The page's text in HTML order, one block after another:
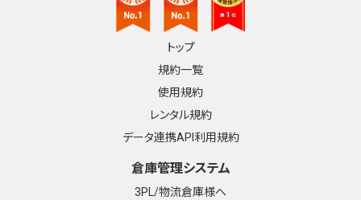
トップ
規約一覧
使用規約
レンタル規約
データ連携API利用規約
倉庫管理システム
3PL/物流倉庫様へ